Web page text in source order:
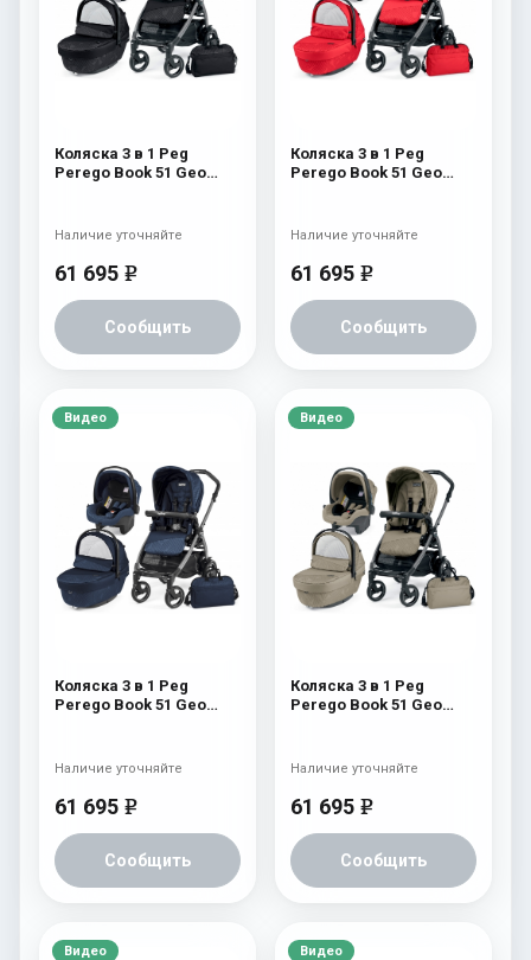
Коляска 3 в 1 Peg
Perego Book 51 Geo
61 695 e
Сообщить
Наличие уточняйте
Коляска 3 в 1 Peg
Perego Book 51 Geo
61 695 e
Сообщить
Наличие уточняйте
Видео
Коляска 3 в 1 Peg
Perego Book 51 Geo
61 695 e
Сообщить
Наличие уточняйте
Видео
Коляска 3 в 1 Peg
Perego Book 51 Geo
61 695 e
Сообщить
Наличие уточняйте
Видео Видео